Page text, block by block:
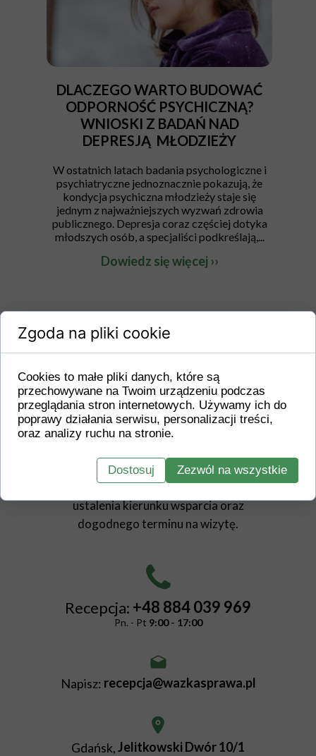
DLACZEGO WARTO BUDOWAĆ
ODPORNOŚĆ PSYCHICZNĄ?
WNIOSKI Z BADAŃ NAD
DEPRESJĄ MŁODZIEŻY
W ostatnich latach badania psychologiczne i
psychiatryczne jednoznacznie pokazują, że
kondycja psychiczna młodzieży staje się
jednym z najważniejszych wyzwań zdrowia
publicznego. Depresja coraz częściej dotyka
młodszych osób, a specjaliści podkreślają,...
Dowiedz się więcej ››
Gdańsk,Jelitkowski Dwór 10/1
Napisz: recepcja@wazkasprawa.pl
Recepcja: +48 884 039 969
Pn. - Pt 9:00 - 17:00
SKONTAKTUJ SIĘ
Z NAMI
Serdecznie zapraszamy do kontaktu w celu
wstępnego omówienia Twojej sytuacji,
ustalenia kierunku wsparcia oraz
dogodnego terminu na wizytę.
Zgoda na pliki cookie
Cookies to małe pliki danych, które są
przechowywane na Twoim urządzeniu podczas
przeglądania stron internetowych. Używamy ich do
poprawy działania serwisu, personalizacji treści,
oraz analizy ruchu na stronie.
Dostosuj Zezwól na wszystkie